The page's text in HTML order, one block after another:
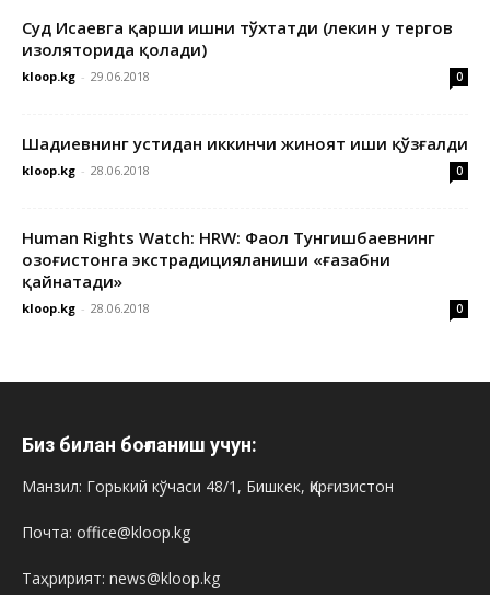
Суд Исаевга қарши ишни тўхтатди (лекин у тергов
изоляторида қолади)
kloop.kg - 29.06.2018 0
Шадиевнинг устидан иккинчи жиноят иши қўзғалди
kloop.kg - 28.06.2018 0
Human Rights Watch: HRW: Фаол Тунгишбаевнинг
Қозоғистонга экстрадицияланиши «ғазабни
қайнатади»
kloop.kg - 28.06.2018 0
Биз билан боғланиш учун:
Манзил: Горький кўчаси 48/1, Бишкек, Қирғизистон
Почта: office@kloop.kg
Таҳририят: news@kloop.kg